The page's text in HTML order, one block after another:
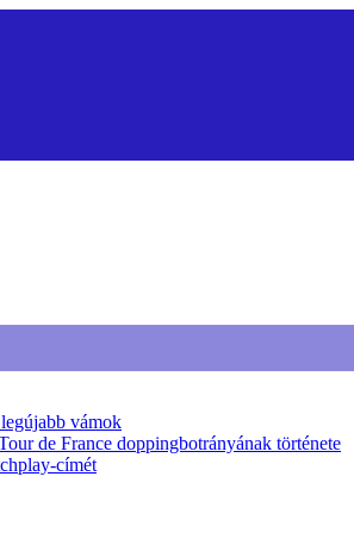
vámok
de France doppingbotrányának története
címét